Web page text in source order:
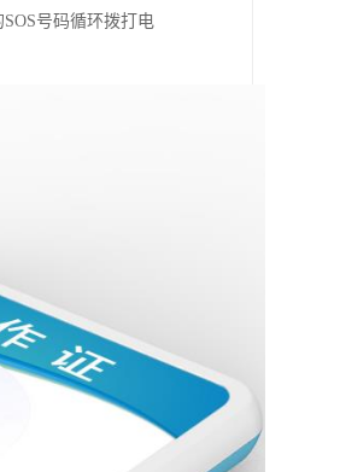
号码循环拨打电